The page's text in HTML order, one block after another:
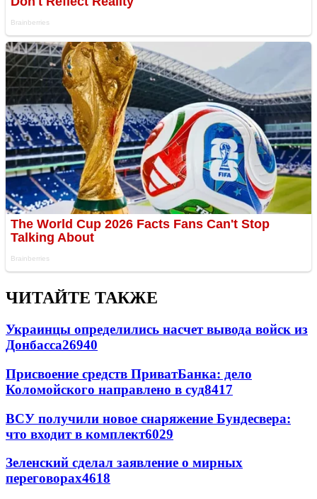
ЧИТАЙТЕ ТАКЖЕ
Украинцы определились насчет вывода войск из
Донбасса26940
Присвоение средств ПриватБанка: дело
Коломойского направлено в суд8417
ВСУ получили новое снаряжение Бундесвера:
что входит в комплект6029
Зеленский сделал заявление о мирных
переговорах4618